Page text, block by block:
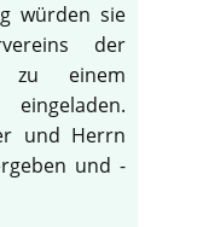
würden sie
der
zu einem
eingeladen.
und Herrn
und -